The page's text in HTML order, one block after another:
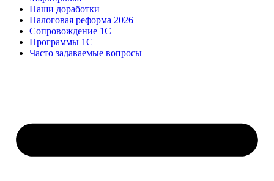
Наши доработки
Налоговая реформа 2026
Сопровождение 1С
Программы 1С
Часто задаваемые вопросы